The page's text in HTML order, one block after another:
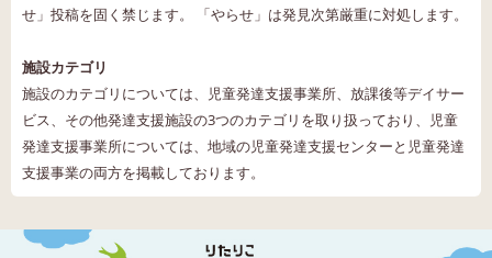
せ」投稿を固く禁じます。 「やらせ」は発見次第厳重に対処します。
施設カテゴリ
施設のカテゴリについては、児童発達支援事業所、放課後等デイサー
ビス、その他発達支援施設の3つのカテゴリを取り扱っており、児童
発達支援事業所については、地域の児童発達支援センターと児童発達
支援事業の両方を掲載しております。